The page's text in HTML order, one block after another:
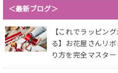
＜最新ブログ＞
【これでラッピン
る】お花屋さんリ
り方を完全マスター